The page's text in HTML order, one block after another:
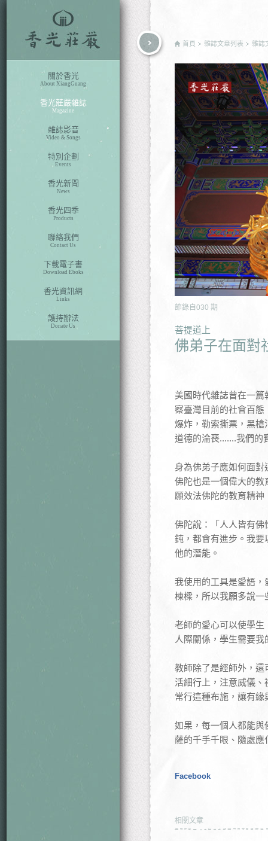
關於香光
About XiangGuang
香光莊嚴雜誌
Magazine
雜誌影音
Video & Songs
特別企劃
Events
香光新聞
News
香光四季
Products
聯絡我們
Contact Us
下載電子書
Download Eboks
香光資訊網
Links
護持辦法
Donate Us
首頁 雜誌文章列表 雜誌
節錄自 030 期
菩提道上
佛弟子在面對
美國時代雜誌曾在一
察臺灣目前的社會百
爆炸，勒索撕票，黑
道德的淪喪.......我們的
身為佛弟子應如何面
佛陀也是一個偉大的
願效法佛陀的教育精
佛陀說：「人人皆有
鈍，都會有進步。我
他的潛能。
我使用的工具是愛語
棟樑，所以我願多說一
老師的愛心可以使學
人際關係，學生需要我
教師除了是經師外，
活細行上，注意威儀
常行這種布施，讓有
如果，每一個人都能
薩的千手千眼、隨處
Facebook
相關文章